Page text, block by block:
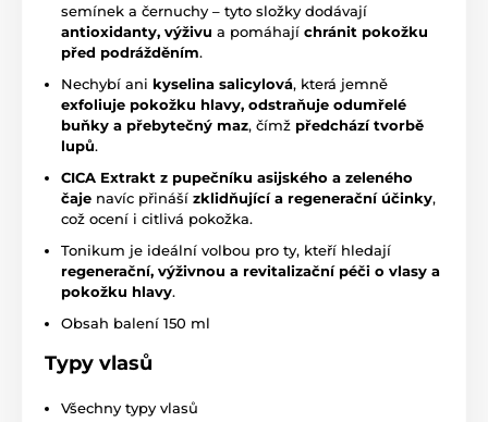
semínek a černuchy – tyto složky dodávají
antioxidanty, výživu a pomáhají chránit pokožku
před podrážděním.
Nechybí ani kyselina salicylová, která jemně
exfoliuje pokožku hlavy, odstraňuje odumřelé
buňky a přebytečný maz, čímž předchází tvorbě
lupů.
CICA Extrakt z pupečníku asijského a zeleného
čaje navíc přináší zklidňující a regenerační účinky,
což ocení i citlivá pokožka.
Tonikum je ideální volbou pro ty, kteří hledají
regenerační, výživnou a revitalizační péči o vlasy a
pokožku hlavy.
Obsah balení 150 ml
Typy vlasů
Všechny typy vlasů